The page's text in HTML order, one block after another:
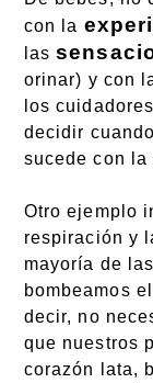
con la
las
orinar) y con
los
decidir
sucede con la
Otro ejemplo
respiración y
mayoría de
bombeamos
decir, no
que nuestros
corazón lata,